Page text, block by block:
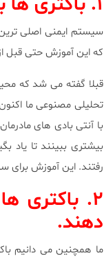
سیستم ایمنی اصلی ترین
که این آموزش حتی قبل
قبلا گفته می شد که
تحلیلی مصنوعی ما
با آنتی بادی های
بیشتری ببینند تا یاد
رفتند. این آموزش
۲. باکتری
دهند.
ما همچنین می دانیم